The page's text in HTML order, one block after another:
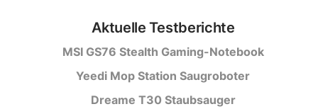
Aktuelle Testberichte
MSI GS76 Stealth Gaming-Notebook
Yeedi Mop Station Saugroboter
Dreame T30 Staubsauger